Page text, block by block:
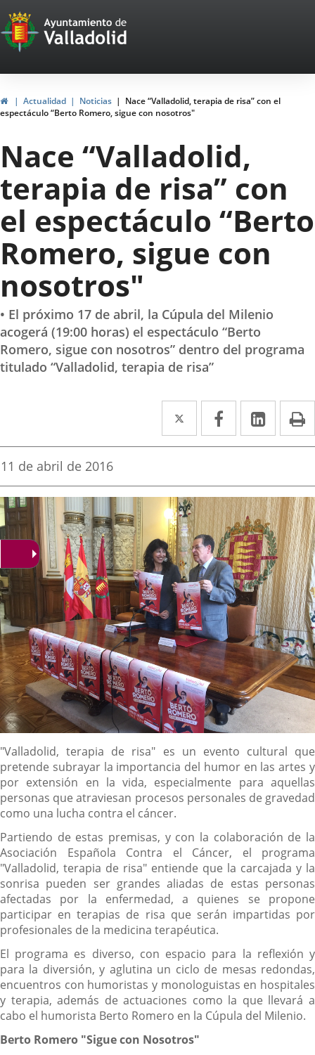
Portal
Web
del
Ayuntamiento
de
Valladolid
HomeActualidad Noticias
Nace “Valladolid, terapia de risa” con el
espectáculo “Berto Romero, sigue con nosotros"
Nace “Valladolid,
terapia de risa” con
el espectáculo “Berto
Romero, sigue con
nosotros"
• El próximo 17 de abril, la Cúpula del Milenio
acogerá (19:00 horas) el espectáculo “Berto
Romero, sigue con nosotros” dentro del programa
titulado “Valladolid, terapia de risa”
Twitter
Enlace
a
aplicación
externa.
Facebook
Enlace
a
aplicación
externa.
Enlace
a
Fecha
la
noticia
11 de abril de 2016
Descripción
"Valladolid, terapia de risa" es un evento cultural que
pretende subrayar la importancia del humor en las artes y
por extensión en la vida, especialmente para aquellas
personas que atraviesan procesos personales de gravedad
como una lucha contra el cáncer.
Partiendo de estas premisas, y con la colaboración de la
Asociación Española Contra el Cáncer, el programa
"Valladolid, terapia de risa" entiende que la carcajada y la
sonrisa pueden ser grandes aliadas de estas personas
afectadas por la enfermedad, a quienes se propone
participar en terapias de risa que serán impartidas por
profesionales de la medicina terapéutica.
El programa es diverso, con espacio para la reflexión y
para la diversión, y aglutina un ciclo de mesas redondas,
encuentros con humoristas y monologuistas en hospitales
y terapia, además de actuaciones como la que llevará a
cabo el humorista Berto Romero en la Cúpula del Milenio.
Berto Romero "Sigue con Nosotros"